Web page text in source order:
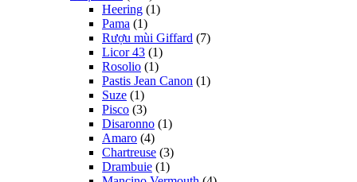
Heering (1)
Pama (1)
Rượu mùi Giffard (7)
Licor 43 (1)
Rosolio (1)
Pastis Jean Canon (1)
Suze (1)
Pisco (3)
Disaronno (1)
Amaro (4)
Chartreuse (3)
Drambuie (1)